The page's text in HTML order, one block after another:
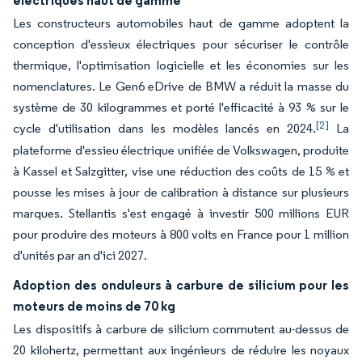
Les constructeurs automobiles haut de gamme adoptent la
conception d'essieux électriques pour sécuriser le contrôle
thermique, l'optimisation logicielle et les économies sur les
nomenclatures. Le Gen6 eDrive de BMW a réduit la masse du
système de 30 kilogrammes et porté l'efficacité à 93 % sur le
cycle d'utilisation dans les modèles lancés en 2024.[2]
La
plateforme d'essieu électrique unifiée de Volkswagen, produite
à Kassel et Salzgitter, vise une réduction des coûts de 15 % et
pousse les mises à jour de calibration à distance sur plusieurs
marques. Stellantis s'est engagé à investir 500 millions EUR
pour produire des moteurs à 800 volts en France pour 1 million
d'unités par an d'ici 2027.
Adoption des onduleurs à carbure de silicium pour les
moteurs de moins de 70 kg
Les dispositifs à carbure de silicium commutent au-dessus de
20 kilohertz, permettant aux ingénieurs de réduire les noyaux